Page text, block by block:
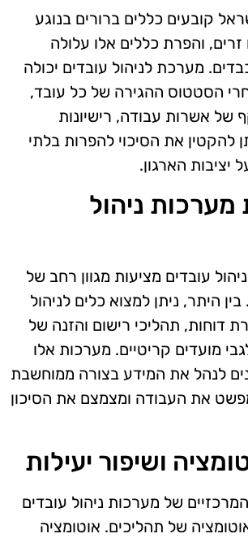
קובעים כללים ברורים בנוגע
והפרת כללים אלו עלולה
מערכת לניהול עובדים יכולה
הסטטוס ההגירה של כל עובד,
של אשרות עבודה, רישיונות
להקטין את הסיכוי להפרות בלתי
יציבות הארגון.
מערכות ניהול
עובדים מציעות מגוון רחב של
בין היתר, ניתן למצוא כלים לניהול
דוחות, תהליכי רישום והזנה של
מועדים קריטיים. מערכות אלו
לנהל את המידע בצורה ממוחשבת
את העבודה ומצמצם את הסיכון
ושיפור יעילות
של מערכות ניהול עובדים
של תהליכים. אוטומציה